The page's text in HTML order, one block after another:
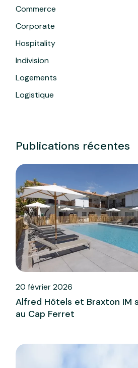
Commerce
Corporate
Hospitality
Indivision
Logements
Logistique
Publications récentes
20 février 2026
Alfred Hôtels et Braxton IM
au Cap Ferret